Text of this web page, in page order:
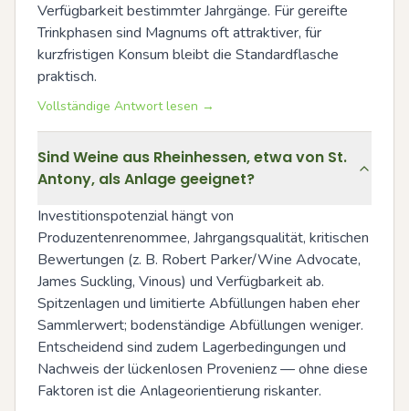
Verfügbarkeit bestimmter Jahrgänge. Für gereifte
Trinkphasen sind Magnums oft attraktiver, für
kurzfristigen Konsum bleibt die Standardflasche
praktisch.
Vollständige Antwort lesen →
Sind Weine aus Rheinhessen, etwa von St.
Antony, als Anlage geeignet?
Investitionspotenzial hängt von
Produzentenrenommee, Jahrgangsqualität, kritischen
Bewertungen (z. B. Robert Parker/Wine Advocate,
James Suckling, Vinous) und Verfügbarkeit ab.
Spitzenlagen und limitierte Abfüllungen haben eher
Sammlerwert; bodenständige Abfüllungen weniger.
Entscheidend sind zudem Lagerbedingungen und
Nachweis der lückenlosen Provenienz — ohne diese
Faktoren ist die Anlageorientierung riskanter.